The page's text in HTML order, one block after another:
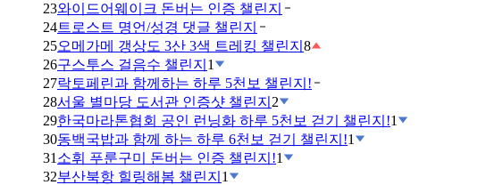
23와이드어웨이크 돈버는 인증 챌린지
24트로스트 명언/성경 댓글 챌린지
25오메가메 갱상도 3산 3색 트레킹 챌린지 8
26구스투스 걸음수 챌린지 1
27락토페린과 함께하는 하루 5천보 챌린지!
28서울 별마당 도서관 인증샷 챌린지 2
29한국마라톤협회 공인 런닝화 하루 5천보 걷기 챌린지!1
30동백국밥과 함께 하는 하루 6천보 걷기 챌린지!1
31 소휘 푸룬구미 돈버는 인증 챌린지!1
32부산북항 힐링해봄 챌린지 1